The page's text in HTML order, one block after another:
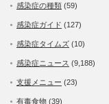
感染症の種類 (59)
感染症ガイド (127)
感染症タイムズ (10)
感染症ニュース (9,188)
支援メニュー (23)
有毒食物 (39)